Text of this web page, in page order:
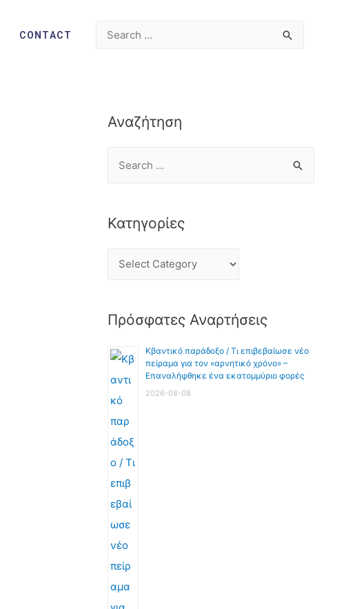
CONTACT
Αναζήτηση
Κατηγορίες
Πρόσφατες Αναρτήσεις
Κβαντικό παράδοξο / Τι επιβεβαίωσε νέο
πείραμα για τον «αρνητικό χρόνο» –
Επαναλήφθηκε ένα εκατομμύριο φορές
2026-08-08